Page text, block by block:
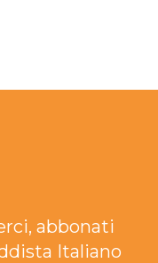
abbonati
Italiano